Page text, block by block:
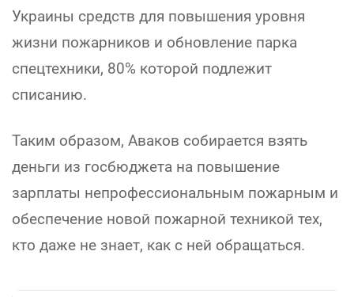
Украины средств для повышения уровня
жизни пожарников и обновление парка
спецтехники, 80% которой подлежит
списанию.
Таким образом, Аваков собирается взять
деньги из госбюджета на повышение
зарплаты непрофессиональным пожарным и
обеспечение новой пожарной техникой тех,
кто даже не знает, как с ней обращаться.